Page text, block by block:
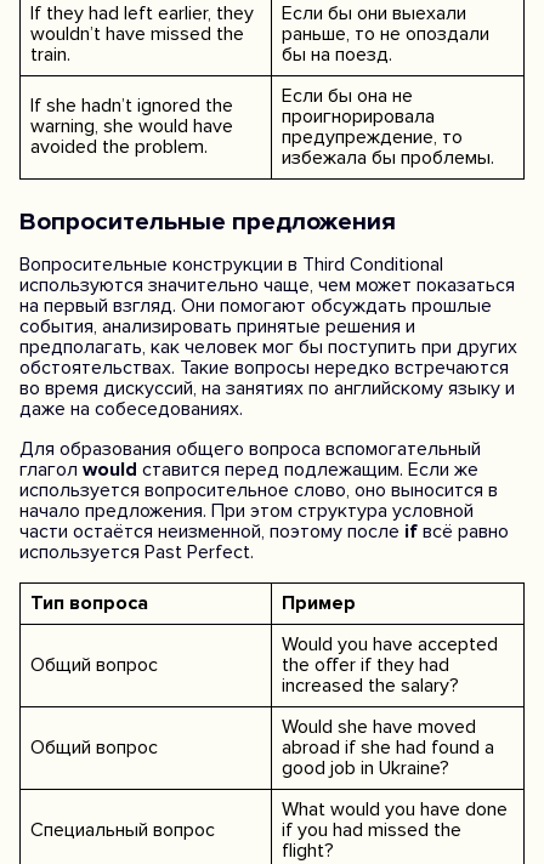
If they had left earlier, they
wouldn’t have missed the
train.
Если бы они выехали
раньше, то не опоздали
бы на поезд.
If she hadn’t ignored the
warning, she would have
avoided the problem.
Если бы она не
проигнорировала
предупреждение, то
избежала бы проблемы.
Вопросительные предложения
Вопросительные конструкции в Third Conditional
используются значительно чаще, чем может показаться
на первый взгляд. Они помогают обсуждать прошлые
события, анализировать принятые решения и
предполагать, как человек мог бы поступить при других
обстоятельствах. Такие вопросы нередко встречаются
во время дискуссий, на занятиях по английскому языку и
даже на собеседованиях.
Для образования общего вопроса вспомогательный
глагол would ставится перед подлежащим. Если же
используется вопросительное слово, оно выносится в
начало предложения. При этом структура условной
части остаётся неизменной, поэтому после if всё равно
используется Past Perfect.
Тип вопроса Пример
Общий вопрос
Would you have accepted
the offer if they had
increased the salary?
Общий вопрос
Would she have moved
abroad if she had found a
good job in Ukraine?
Специальный вопрос
What would you have done
if you had missed the
flight?